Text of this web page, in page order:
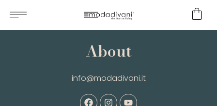
About
info@modadivani.it